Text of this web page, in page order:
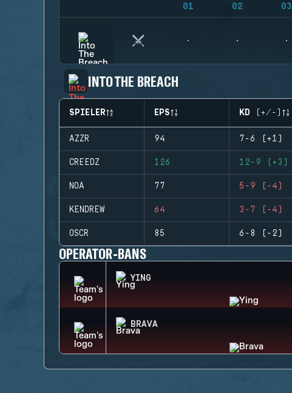
01 02 03
INTO THE BREACH
SPIELER EPS KD (+/-)
AZZR 94 7-6 (+1)
CREEDZ 126 12-9 (+3)
NOA 77 5-9 (-4)
KENDREW 64 3-7 (-4)
OSCR 85 6-8 (-2)
OPERATOR-BANS
YING
BRAVA